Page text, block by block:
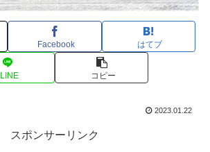
Facebook はてブ
LINE コピー
2023.01.22
スポンサーリンク